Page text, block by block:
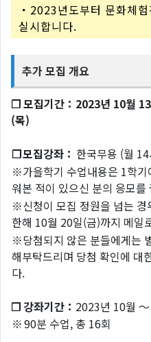
・2023년도부터 문화체
실시합니다.
추가 모집 개요
❐ 모집기간：2023년 10월
(목)
❐모집강좌： 한국무용 (월
※가을학기 수업내용은 1학기
워본 적이 있으신 분의 응모를
※신청이 모집 정원을 넘는 경
한해 10월 20일(금)까지 메일
※당첨되지 않은 분들에게는
해부탁드리며 당첨 확인에 대
다.
❐ 강좌기간： 2023년 10월
※90분 수업, 총 16회